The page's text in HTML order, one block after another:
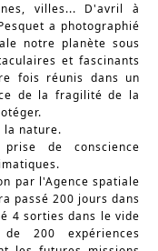
villes... D'avril à
a photographié
notre planète sous
et fascinants
fois réunis dans un
de la fragilité de la
la nature.
de conscience
par l'Agence spatiale
passé 200 jours dans
4 sorties dans le vide
200 expériences